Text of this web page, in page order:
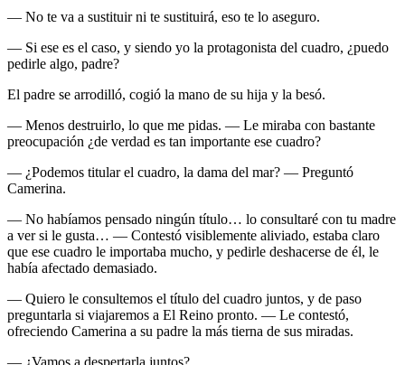
— No te va a sustituir ni te sustituirá, eso te lo aseguro.
— Si ese es el caso, y siendo yo la protagonista del cuadro, ¿puedo
pedirle algo, padre?
El padre se arrodilló, cogió la mano de su hija y la besó.
— Menos destruirlo, lo que me pidas. — Le miraba con bastante
preocupación ¿de verdad es tan importante ese cuadro?
— ¿Podemos titular el cuadro, la dama del mar? — Preguntó
Camerina.
— No habíamos pensado ningún título… lo consultaré con tu madre
a ver si le gusta… — Contestó visiblemente aliviado, estaba claro
que ese cuadro le importaba mucho, y pedirle deshacerse de él, le
había afectado demasiado.
— Quiero le consultemos el título del cuadro juntos, y de paso
preguntarla si viajaremos a El Reino pronto. — Le contestó,
ofreciendo Camerina a su padre la más tierna de sus miradas.
— ¿Vamos a despertarla juntos?